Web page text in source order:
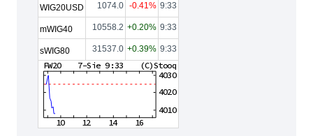
WIG20USD 1074.0 -0.41% 9:33
mWIG40 10558.2 +0.20% 9:33
sWIG80 31537.0 +0.39% 9:33